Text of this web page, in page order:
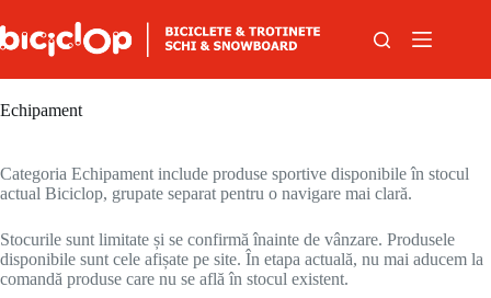
Echipament
Categoria Echipament include produse sportive disponibile în stocul
actual Biciclop, grupate separat pentru o navigare mai clară.
Stocurile sunt limitate și se confirmă înainte de vânzare. Produsele
disponibile sunt cele afișate pe site. În etapa actuală, nu mai aducem la
comandă produse care nu se află în stocul existent.